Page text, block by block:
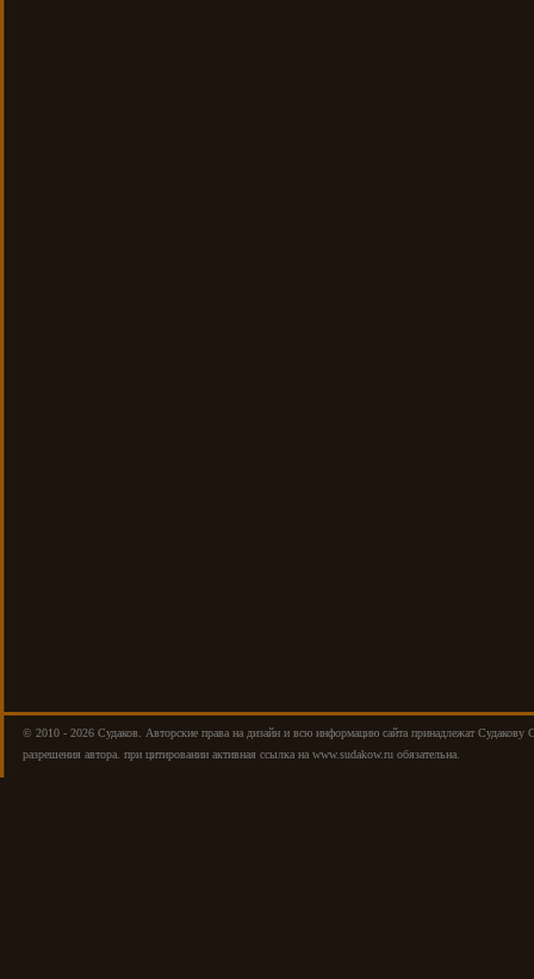
© 2010 - 2026 Cудаков. Авторские права на дизайн и всю информацию сайта принадлежат Судакову
разрешения автора. при цитировании активная ссылка на www.sudakow.ru обязательна.